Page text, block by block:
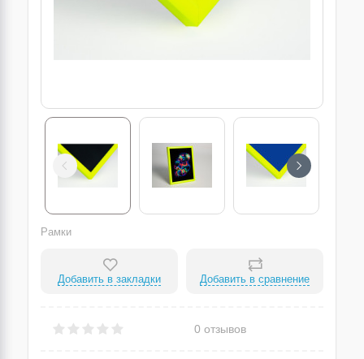
Рамки
Добавить в закладки Добавить в сравнение
0 отзывов